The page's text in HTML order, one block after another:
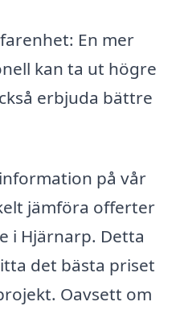
En mer
kan ta ut högre
erbjuda bättre
på vår
jämföra offerter
i Hjärnarp. Detta
det bästa priset
Oavsett om